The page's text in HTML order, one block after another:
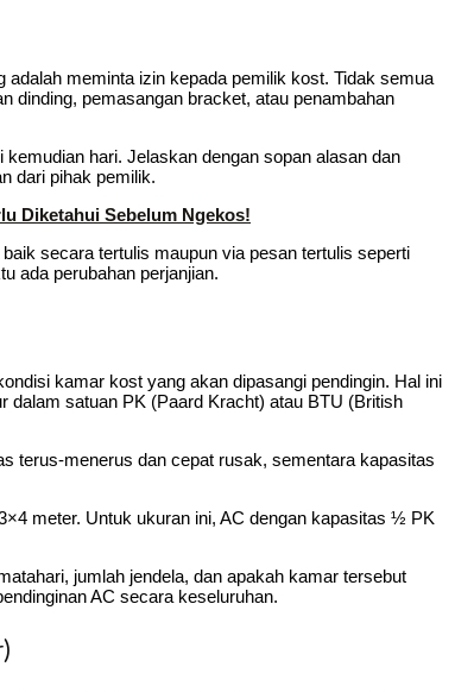
meminta izin kepada pemilik kost. Tidak semua
dinding, pemasangan bracket, atau penambahan
hari. Jelaskan dengan sopan alasan dan
dari pihak pemilik.
Diketahui Sebelum Ngekos!
secara tertulis maupun via pesan tertulis seperti
ada perubahan perjanjian.
kamar kost yang akan dipasangi pendingin. Hal ini
dalam satuan PK (Paard Kracht) atau BTU (British
terus-menerus dan cepat rusak, sementara kapasitas
meter. Untuk ukuran ini, AC dengan kapasitas ½ PK
jumlah jendela, dan apakah kamar tersebut
AC secara keseluruhan.